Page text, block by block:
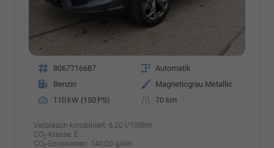
Fahrzeugnr. 8067716687 Getriebe Automatik
Kraftstoff
Benzin Außenfarbe
Magneticgrau Metallic
Leistung
110 kW (150 PS) Kilometerstand 70 km
Verbrauch kombiniert: 6,20 l/100km
CO2-Klasse: E
CO2-Emissionen: 140,00 g/km